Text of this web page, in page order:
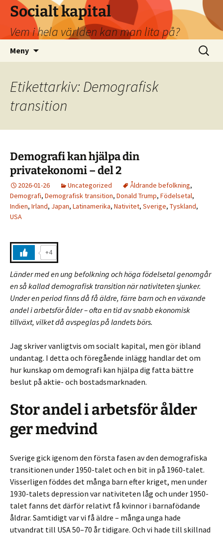
Socialt kapital
Vem i hela världen kan man lita på?
Meny
Sök
efter:
Etikettarkiv: Demografisk
transition
Demografi kan hjälpa din
privatekonomi – del 2
2026-01-26 Uncategorized Åldrande befolkning,
Demografi, Demografisk transition, Donald Trump, Födelsetal,
Indien, Irland, Japan, Latinamerika, Nativitet, Sverige, Tyskland,
USA
+4
Länder med en ung befolkning och höga födelsetal genomgår
en så kallad demografisk transition när nativiteten sjunker.
Under en period finns då få äldre, färre barn och en växande
andel i arbetsför ålder – ofta en tid av snabb ekonomisk
tillväxt, vilket då avspeglas på landets börs.
Jag skriver vanligtvis om socialt kapital, men gör ibland
undantag. I detta och föregående inlägg handlar det om
hur kunskap om demografi kan hjälpa dig fatta bättre
beslut på aktie- och bostadsmarknaden.
Stor andel i arbetsför ålder
ger medvind
Sverige gick igenom den första fasen av den demografiska
transitionen under 1950-talet och en bit in på 1960-talet.
Visserligen föddes det många barn efter kriget, men under
1930-talets depression var nativiteten låg och under 1950-
talet fanns det därför relativt få kvinnor i barnafödande
åldrar. Samtidigt var vi få äldre – många unga hade
utvandrat till USA 50–70 år tidigare. Och vi hade till skillnad